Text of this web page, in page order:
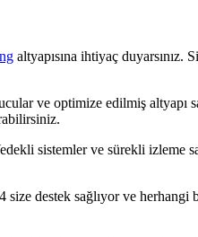
altyapısına ihtiyaç
ve optimize edilmiş altyapı
sistemler ve sürekli izleme
destek sağlıyor ve